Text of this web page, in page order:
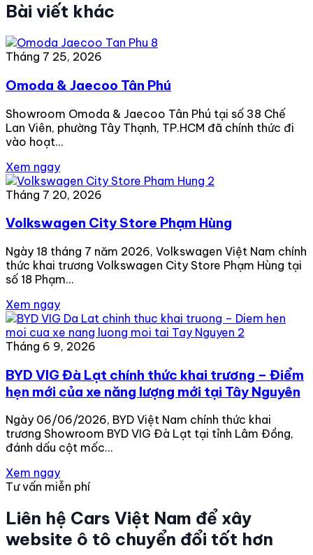
Bài viết khác
Tháng 7 25, 2026
Omoda & Jaecoo Tân Phú
Showroom Omoda & Jaecoo Tân Phú tại số 38 Chế
Lan Viên, phường Tây Thạnh, TP.HCM đã chính thức đi
vào hoạt…
Xem ngay
Tháng 7 20, 2026
Volkswagen City Store Phạm Hùng
Ngày 18 tháng 7 năm 2026, Volkswagen Việt Nam chính
thức khai trương Volkswagen City Store Phạm Hùng tại
số 18 Phạm…
Xem ngay
Tháng 6 9, 2026
BYD VIG Đà Lạt chính thức khai trương – Điểm
hẹn mới của xe năng lượng mới tại Tây Nguyên
Ngày 06/06/2026, BYD Việt Nam chính thức khai
trương Showroom BYD VIG Đà Lạt tại tỉnh Lâm Đồng,
đánh dấu cột mốc…
Xem ngay
Tư vấn miễn phí
Liên hệ Cars Việt Nam để xây
website ô tô chuyển đổi tốt hơn